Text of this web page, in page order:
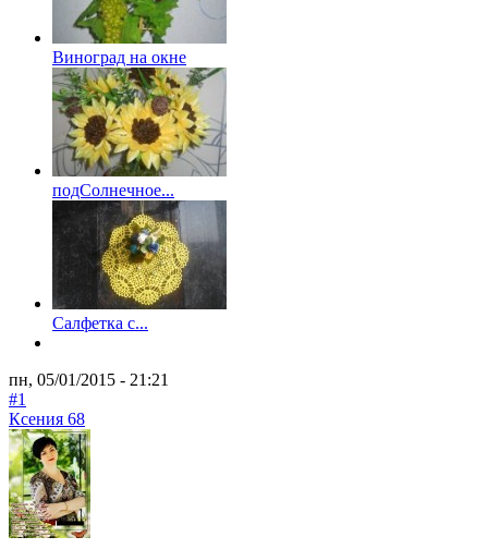
Виноград на окне
подСолнечное...
Салфетка с...
пн, 05/01/2015 - 21:21
#1
Ксения 68